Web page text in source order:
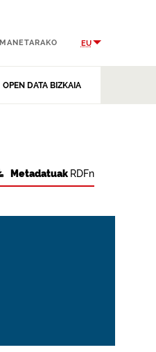
OPEN DATA BIZKAIA
EU
Metadatuak RDFn